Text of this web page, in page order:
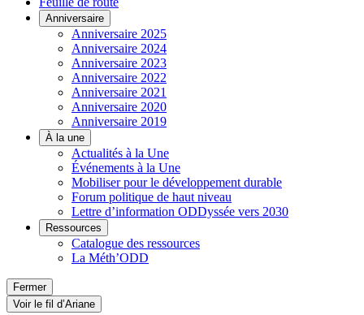
Anniversaire
Anniversaire 2025
Anniversaire 2024
Anniversaire 2023
Anniversaire 2022
Anniversaire 2021
Anniversaire 2020
Anniversaire 2019
À la une
Actualités à la Une
Événements à la Une
Mobiliser pour le développement durable
Forum politique de haut niveau
Lettre d’information ODDyssée vers 2030
Ressources
Catalogue des ressources
La Méth’ODD
Fermer
Voir le fil d’Ariane